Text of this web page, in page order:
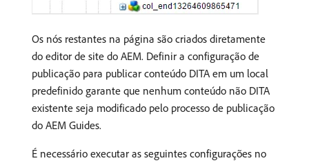
Os nós restantes na página são criados diretamente
do editor de site do AEM. Definir a configuração de
publicação para publicar conteúdo DITA em um local
predefinido garante que nenhum conteúdo não DITA
existente seja modificado pelo processo de publicação
do AEM Guides.
É necessário executar as seguintes configurações no